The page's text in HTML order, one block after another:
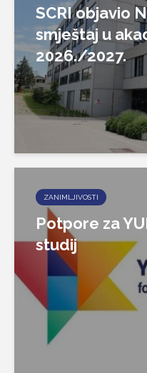
SCRI objavio
smještaj u
2026./2027.
ZANIMLJIVOSTI
Potpore za
studij